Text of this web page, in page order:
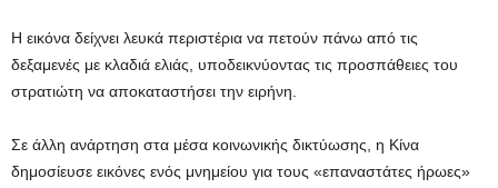
Η εικόνα δείχνει λευκά περιστέρια να πετούν πάνω από τις
δεξαμενές με κλαδιά ελιάς, υποδεικνύοντας τις προσπάθειες του
στρατιώτη να αποκαταστήσει την ειρήνη.
Σε άλλη ανάρτηση στα μέσα κοινωνικής δικτύωσης, η Κίνα
δημοσίευσε εικόνες ενός μνημείου για τους «επαναστάτες ήρωες»